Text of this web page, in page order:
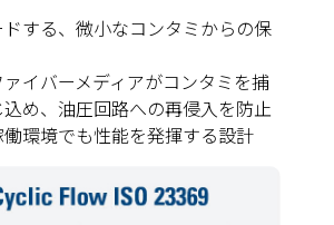
する、微小なコンタミからの保
イバーメディアがコンタミを捕
め、油圧回路への再侵入を防止
環境でも性能を発揮する設計